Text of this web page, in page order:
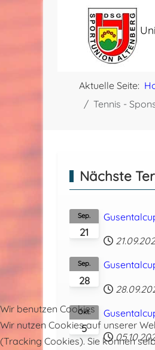
Aktuelle Seite:
Tennis -
Nächste
21
Sep.
28
Sep.
5
Okt.
Wir benutzen Cookies
Wir nutzen Cookies auf unserer
(Tracking Cookies). Sie können